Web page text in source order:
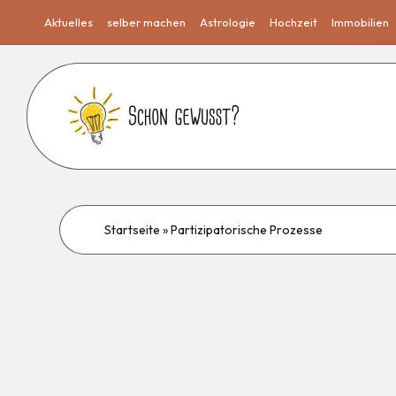
Aktuelles selber machen Astrologie Hochzeit Immobilien
Startseite »Partizipatorische Prozesse